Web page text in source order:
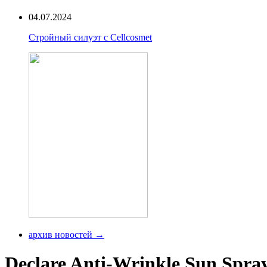
04.07.2024
Стройный силуэт с Cellcosmet
архив новостей →